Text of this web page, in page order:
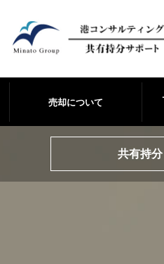
売却について
共有持